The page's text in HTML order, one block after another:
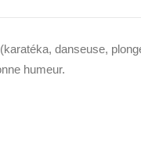
danseuse,
humeur.